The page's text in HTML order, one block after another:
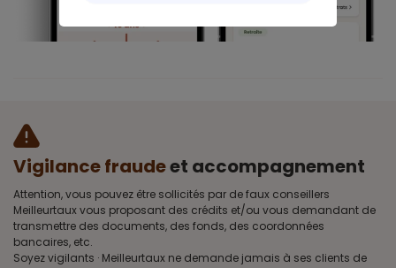
Vigilance fraudeet accompagnement
Attention, vous pouvez être sollicités par de faux conseillers
Meilleurtaux vous proposant des crédits et/ou vous demandant de
transmettre des documents, des fonds, des coordonnées
bancaires, etc.
Soyez vigilants · Meilleurtaux ne demande jamais à ses clients de